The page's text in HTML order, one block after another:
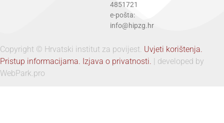
4851721
e-pošta:
info@hipzg.hr
Copyright © Hrvatski institut za povijest. Uvjeti korištenja.
Pristup informacijama. Izjava o privatnosti. | developed by
WebPark.pro